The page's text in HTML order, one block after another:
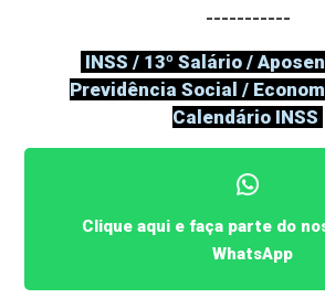
-----------
INSS / 13º Salário /
Previdência Social /
Calendário INSS
Clique aqui e faça parte do
WhatsApp